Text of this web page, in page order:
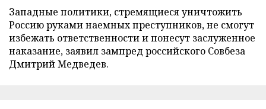
Западные политики, стремящиеся уничтожить
Россию руками наемных преступников, не смогут
избежать ответственности и понесут заслуженное
наказание, заявил зампред российского Совбеза
Дмитрий Медведев.